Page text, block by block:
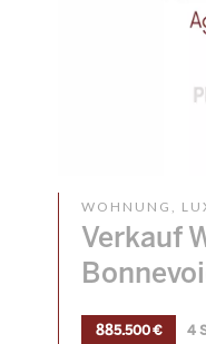
WOHNUNG,
Verkauf
885.500 € 4